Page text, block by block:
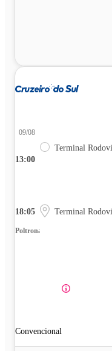
13:00
09/08
Terminal
18:05 Terminal
Poltrona
Convencional